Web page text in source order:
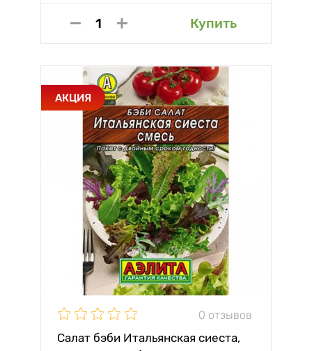
Купить
АКЦИЯ
0 отзывов
Салат бэби Итальянская сиеста,